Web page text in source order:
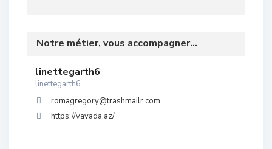
Notre métier, vous accompagner...
linettegarth6
linettegarth6
romagregory@trashmailr.com
https://vavada.az/